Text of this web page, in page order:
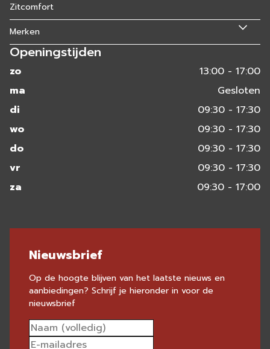
Zitcomfort
Merken
Openingstijden
zo
13:00 - 17:00
ma
Gesloten
di
09:30 - 17:30
wo
09:30 - 17:30
do
09:30 - 17:30
vr
09:30 - 17:30
za
09:30 - 17:00
Nieuwsbrief
Op de hoogte blijven van het laatste nieuws en
aanbiedingen? Schrijf je hieronder in voor de
nieuwsbrief